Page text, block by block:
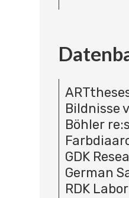
Bildnisse
Böhler
GDK
German
RDK Labor